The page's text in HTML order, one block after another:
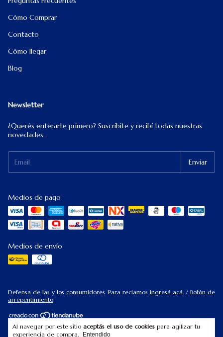
Al navegar por este sitio aceptás el uso de cookies para agilizar tu
experiencia de compra.
Entendido
Cómo Comprar
Contacto
Cómo llegar
Blog
Newsletter
¿Querés enterarte primero? Suscribite y recibí todas nuestras
novedades.
Medios de pago
Medios de envío
Defensa de las y los consumidores. Para reclamos ingresá acá. / Botón de
arrepentimiento
Copyright Keops Decoraciones LK - 2026. Todos los derechos reservados.